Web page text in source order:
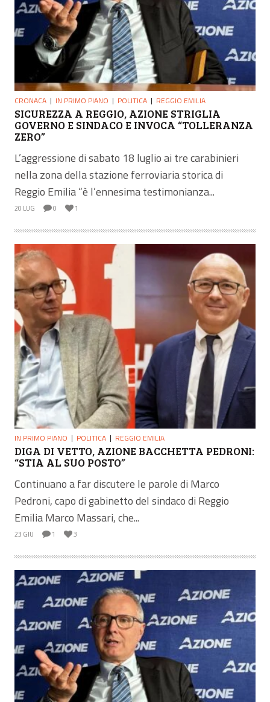
CRONACA IN PRIMO PIANO POLITICA REGGIO EMILIA
SICUREZZA A REGGIO, AZIONE STRIGLIA
GOVERNO E SINDACO E INVOCA “TOLLERANZA
ZERO”
L’aggressione di sabato 18 luglio ai tre carabinieri
nella zona della stazione ferroviaria storica di
Reggio Emilia “è l’ennesima testimonianza...
20 LUG 0 1
IN PRIMO PIANO POLITICA REGGIO EMILIA
DIGA DI VETTO, AZIONE BACCHETTA PEDRONI:
“STIA AL SUO POSTO”
Continuano a far discutere le parole di Marco
Pedroni, capo di gabinetto del sindaco di Reggio
Emilia Marco Massari, che...
23 GIU 1 3